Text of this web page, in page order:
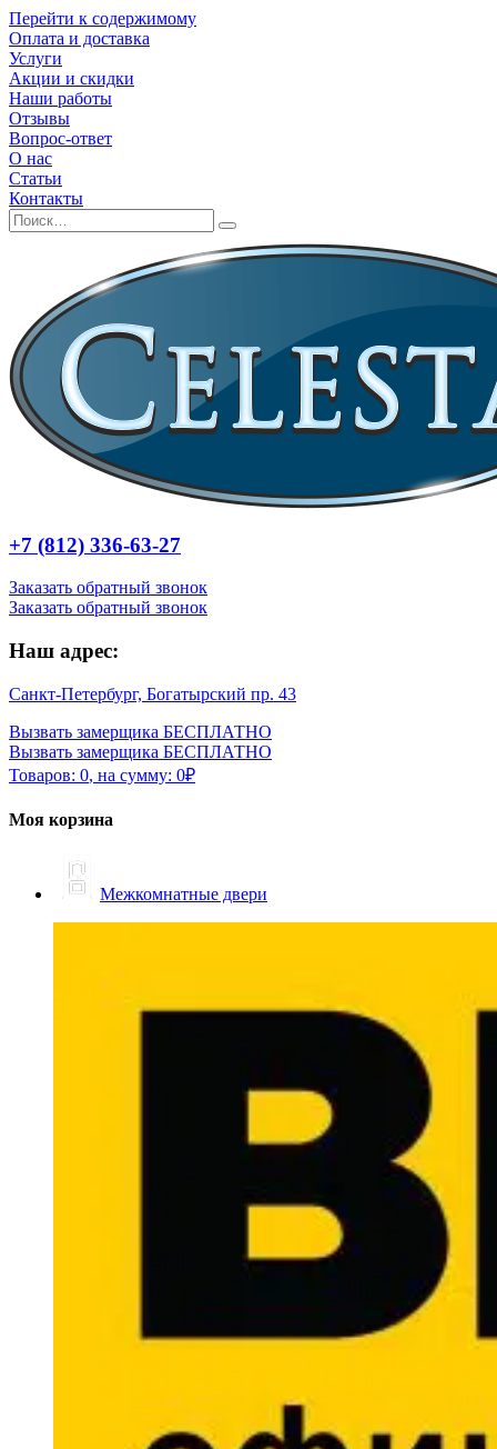
Перейти к содержимому
Оплата и доставка
Услуги
Акции и скидки
Наши работы
Отзывы
Вопрос-ответ
О нас
Статьи
Контакты
+7 (812) 336-63-27
Заказать обратный звонок
Заказать обратный звонок
Наш адрес:
Санкт-Петербург, Богатырский пр. 43
Вызвать замерщика БЕСПЛАТНО
Вызвать замерщика БЕСПЛАТНО
Товаров: 0, на сумму: 0₽
Моя корзина
Межкомнатные двери